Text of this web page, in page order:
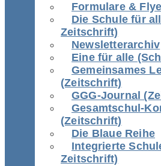
Formulare &
Die Schule für
Zeitschrift)
Newsletterarchiv
Eine für alle
Gemeinsames
(Zeitschrift)
GGG-Journal
Gesamtschul-
(Zeitschrift)
Die Blaue Reihe
Integrierte
Zeitschrift)